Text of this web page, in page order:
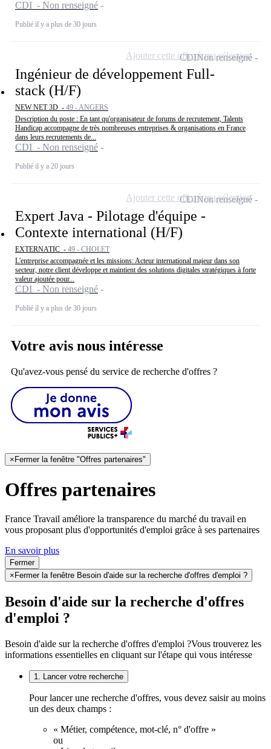
CDI - Non renseigné
Publié il y a plus de 30 jours
Ingénieur de développement Full-
stack (H/F)
NEW NET 3D - 49 - ANGERS
Description du poste : En tant qu'organisateur de forums de recrutement, Talents
Handicap accompagne de très nombreuses entreprises & organisations en France
dans leurs recrutements de...
CDI - Non renseigné
Publié il y a 20 jours
CDINon renseigné
Ajouter cette offre à ma sélection
Expert Java - Pilotage d'équipe -
Contexte international (H/F)
EXTERNATIC - 49 - CHOLET
L'entreprise accompagnée et les missions: Acteur international majeur dans son
secteur, notre client développe et maintient des solutions digitales stratégiques à forte
valeur ajoutée pour...
CDI - Non renseigné
Publié il y a plus de 30 jours
CDINon renseigné
Ajouter cette offre à ma sélection
Votre avis nous intéresse
Qu'avez-vous pensé du service de recherche d'offres ?
×Fermer la fenêtre "Offres partenaires"
Offres partenaires
France Travail améliore la transparence du marché du travail en
vous proposant plus d'opportunités d'emploi grâce à ses partenaires
En savoir plus
Fermer
× Fermer la fenêtre Besoin d'aide sur la recherche d'offres d'emploi ?
Besoin d'aide sur la recherche d'offres
d'emploi ?
Besoin d'aide sur la recherche d'offres d'emploi ?Vous trouverez les
informations essentielles en cliquant sur l'étape qui vous intéresse
1. Lancer votre recherche
Pour lancer une recherche d'offres, vous devez saisir au moins
un des deux champs :
« Métier, compétence, mot-clé, n° d'offre »
ou